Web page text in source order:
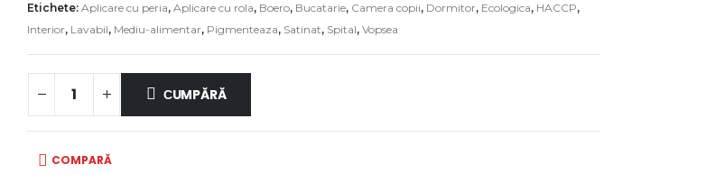
Etichete: Aplicare cu peria, Aplicare cu rola, Boero, Bucatarie, Camera copii, Dormitor, Ecologica, HACCP,
Interior, Lavabil, Mediu-alimentar, Pigmenteaza, Satinat, Spital, Vopsea
СUMPĂRĂ
COMPARĂ